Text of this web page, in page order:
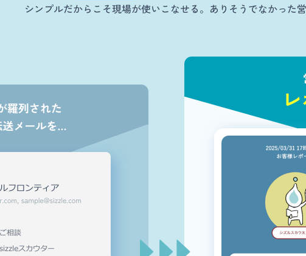
シンプルだからこそ現場が使いこなせる。ありそうでなかった